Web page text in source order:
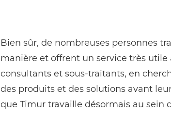
Bien sûr, de nombreuses personnes
manière et offrent un service très
consultants et sous-traitants, en
des produits et des solutions avant
que Timur travaille désormais au sein